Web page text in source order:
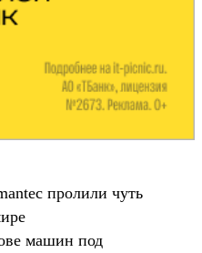
пролили чуть
машин под